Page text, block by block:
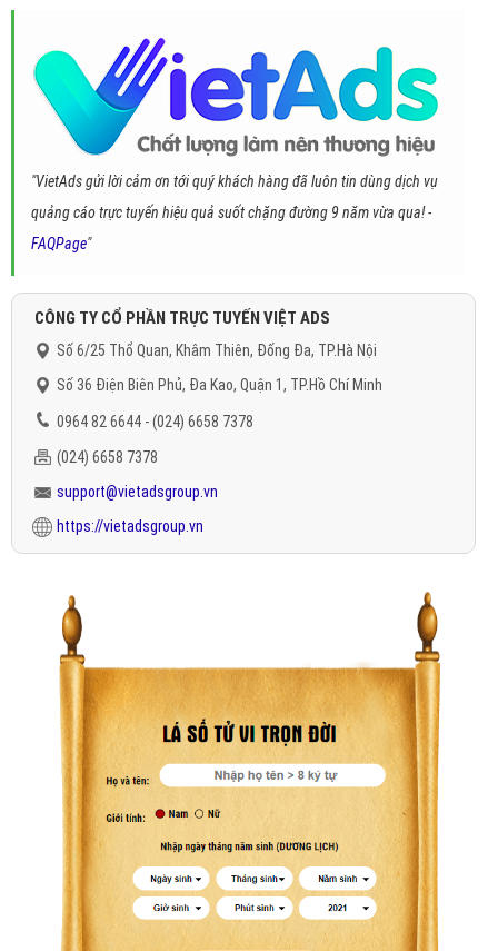
"VietAds gửi lời cảm ơn tới quý khách hàng đã luôn tin dùng dịch vụ
quảng cáo trực tuyến hiệu quả suốt chặng đường 9 năm vừa qua! -
FAQPage"
CÔNG TY CỔ PHẦN TRỰC TUYẾN VIỆT ADS
Số 6/25 Thổ Quan, Khâm Thiên, Đống Đa, TP.Hà Nội
Số 36 Điện Biên Phủ, Đa Kao, Quận 1, TP.Hồ Chí Minh
0964 82 6644 - (024) 6658 7378
(024) 6658 7378
support@vietadsgroup.vn
https://vietadsgroup.vn